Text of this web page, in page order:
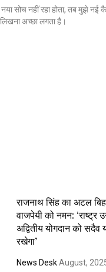
सोच नहीं रहा होता, तब मुझे नई
अच्छा लगता है।
राजनाथ सिंह का अटल
वाजपेयी को नमन: ‘राष्ट्र
अद्वितीय योगदान को सदैव
रखेगा’
News DeskAugust,